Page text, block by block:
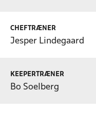
CHEFTRÆNER
Jesper Lindegaard
KEEPERTRÆNER
Bo Soelberg